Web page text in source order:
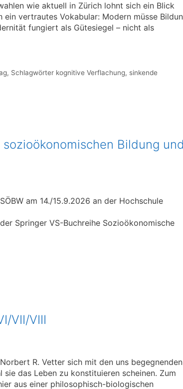
wie aktuell in Zürich lohnt sich ein Blick
vertrautes Vokabular: Modern müsse
fungiert als Gütesiegel – nicht als
, Schlagwörter kognitive Verflachung, sinkende
Bildung
am 14./15.9.2026 an der Hochschule
Springer VS-Buchreihe Sozioökonomische
VII/VIII
R. Vetter sich mit den uns begegnenden
das Leben zu konstituieren scheinen. Zum
aus einer philosophisch-biologischen